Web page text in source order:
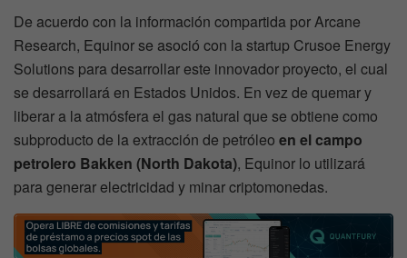
De acuerdo con la información compartida por Arcane
Research, Equinor se asoció con la startup Crusoe Energy
Solutions para desarrollar este innovador proyecto, el cual
se desarrollará en Estados Unidos. En vez de quemar y
liberar a la atmósfera el gas natural que se obtiene como
subproducto de la extracción de petróleo en el campo
petrolero Bakken (North Dakota), Equinor lo utilizará
para generar electricidad y minar criptomonedas.